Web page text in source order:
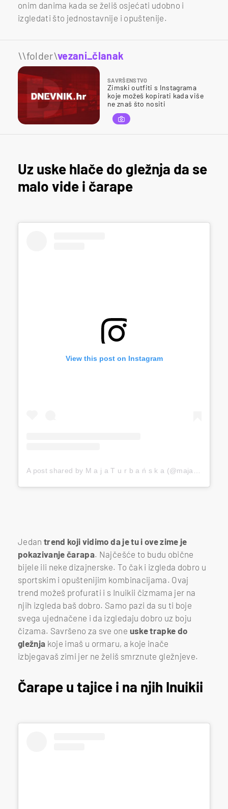
onim danima kada se želiš osjećati udobno i
izgledati što jednostavnije i opuštenije.
\\folder\vezani_članak
SAVRŠENSTVO
Zimski outfiti s Instagrama
koje možeš kopirati kada više
ne znaš što nositi
Uz uske hlače do gležnja da se
malo vide i čarape
View this post on Instagram
A post shared by M a j a T u r b a ń s k a (@majaturbanska)
Jedan trend koji vidimo da je tu i ove zime je
pokazivanje čarapa. Najčešće to budu obične
bijele ili neke dizajnerske. To čak i izgleda dobro u
sportskim i opuštenijim kombinacijama. Ovaj
trend možeš profurati i s Inuikii čizmama jer na
njih izgleda baš dobro. Samo pazi da su ti boje
svega ujednačene i da izgledaju dobro uz boju
čizama. Savršeno za sve one uske trapke do
gležnja koje imaš u ormaru, a koje inače
izbjegavaš zimi jer ne želiš smrznute gležnjeve.
Čarape u tajice i na njih Inuikii